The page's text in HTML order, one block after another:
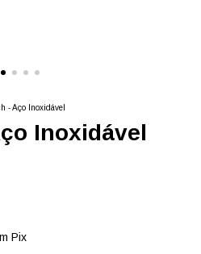
- Aço Inoxidável
Inoxidável
Pix